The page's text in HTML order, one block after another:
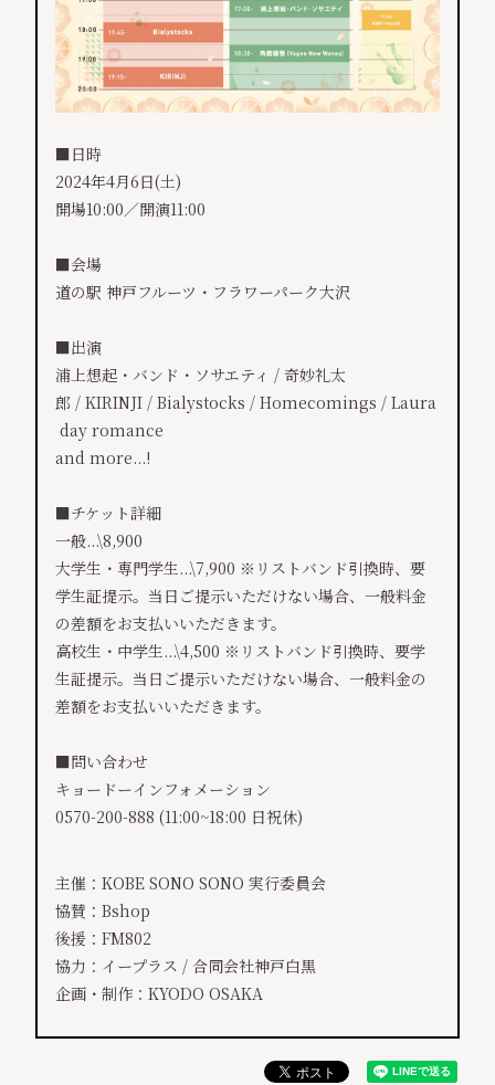
■日時
2024年4月6日(土)
開場10:00／開演11:00
■会場
道の駅 神戸フルーツ・フラワーパーク大沢
■出演
浦上想起・バンド・ソサエティ / 奇妙礼太
郎 / KIRINJI / Bialystocks / Homecomings / Laura
day romance
and more...!
■チケット詳細
一般...\8,900
大学生・専門学生...\7,900 ※リストバンド引換時、要
学生証提示。当日ご提示いただけない場合、一般料金
の差額をお支払いいただきます。
高校生・中学生...\4,500 ※リストバンド引換時、要学
生証提示。当日ご提示いただけない場合、一般料金の
差額をお支払いいただきます。
■問い合わせ
キョードーインフォメーション
0570-200-888 (11:00~18:00 日祝休)
主催：KOBE SONO SONO 実行委員会
協賛：Bshop
後援：FM802
協力：イープラス / 合同会社神戸白黒
企画・制作：KYODO OSAKA